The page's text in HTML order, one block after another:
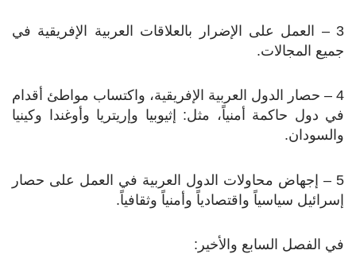
3 – العمل على الإضرار بالعلاقات العربية الإفريقية في
جميع المجالات.
4 – حصار الدول العربية الإفريقية، واكتساب مواطئ أقدام
في دول حاكمة أمنياً، مثل: إثيوبيا وإريتريا وأوغندا وكينيا
والسودان.
5 – إجهاض محاولات الدول العربية في العمل على حصار
إسرائيل سياسياً واقتصادياً وأمنياً وثقافياً.
في الفصل السابع والأخير: